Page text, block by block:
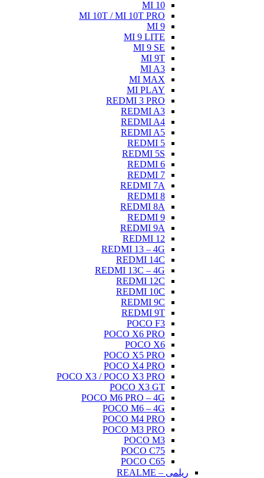
MI 10T / MI 10T PRO
MI 9 LITE
MI 9 SE
MI MAX
MI PLAY
REDMI 3 PRO
REDMI A3
REDMI A4
REDMI A5
REDMI 5
REDMI 5S
REDMI 6
REDMI 7
REDMI 7A
REDMI 8
REDMI 8A
REDMI 9
REDMI 9A
REDMI 12
REDMI 13 – 4G
REDMI 14C
REDMI 13C – 4G
REDMI 12C
REDMI 10C
REDMI 9C
REDMI 9T
POCO F3
POCO X6 PRO
POCO X6
POCO X5 PRO
POCO X4 PRO
POCO X3 / POCO X3 PRO
POCO X3 GT
POCO M6 PRO – 4G
POCO M6 – 4G
POCO M4 PRO
POCO M3 PRO
POCO M3
POCO C75
POCO C65
ریلمی – REALME